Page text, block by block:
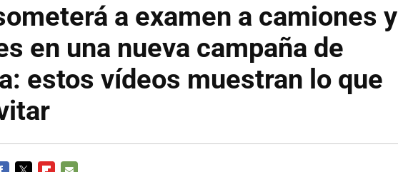
a examen a camiones y
en una nueva campaña de
estos vídeos muestran lo que